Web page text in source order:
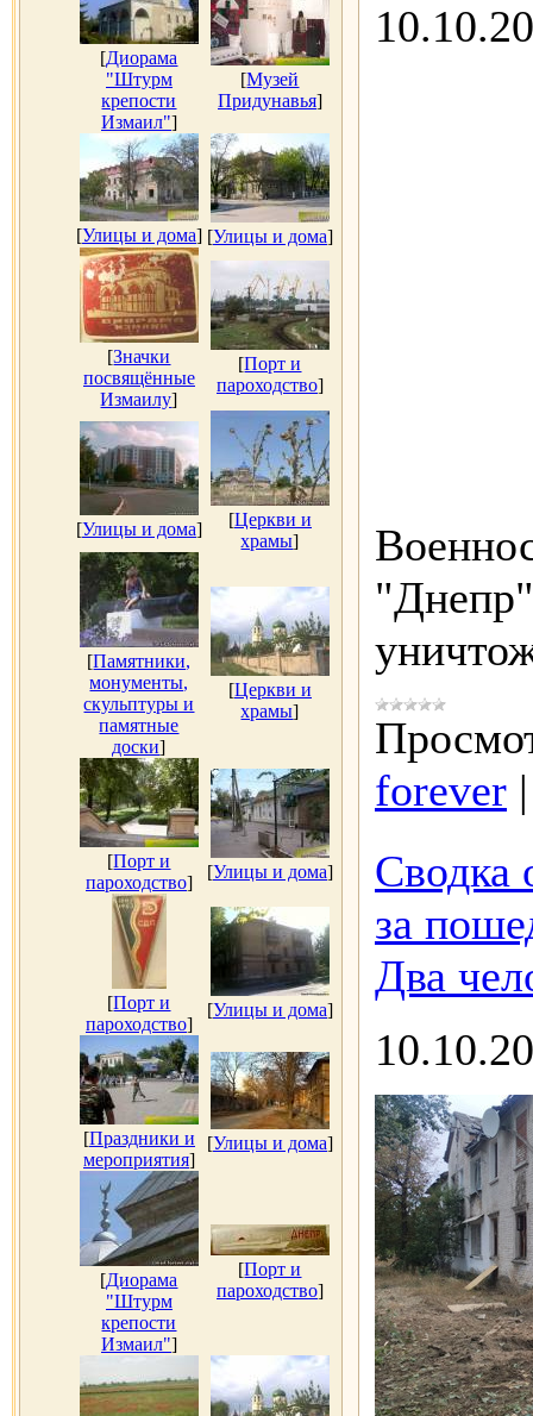
[Диорама
"Штурм
крепости
Измаил"]
[Музей
Придунавья]
[Улицы и дома] [Улицы и дома]
[Значки
посвящённые
Измаилу]
[Порт и
пароходство]
[Улицы и дома] [Церкви и
храмы]
[Памятники,
монументы,
скульптуры и
памятные
доски]
[Церкви и
храмы]
[Порт и
пароходство]
[Улицы и дома]
[Порт и
пароходство]
[Улицы и дома]
[Праздники и
мероприятия]
[Улицы и дома]
[Диорама
"Штурм
крепости
Измаил"]
[Порт и
пароходство]
forever
Сводка
за
Два